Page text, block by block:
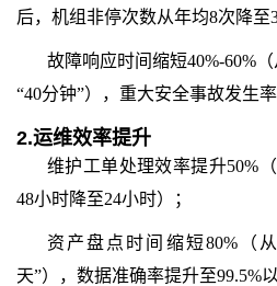
后，机组非停次数从年均8次降至3
故障响应时间缩短40%-60%
“40分钟”），重大安全事故发生率
2.运维效率提升
维护工单处理效率提升50%
48小时降至24小时）；
资产盘点时间缩短80%（
天”），数据准确率提升至99.5%以